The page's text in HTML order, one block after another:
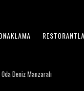
Deniz Manzaralı